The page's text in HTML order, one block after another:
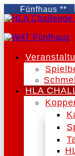
Fünfhaus **
HLA